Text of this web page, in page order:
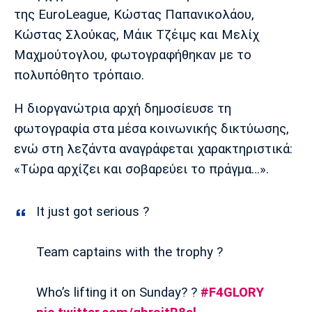
Πολιτισμός
Τραγούδια
Cine Spot
Running
Media
Παρασκήνιο
Πρόγραμμα TV
Ιωνικός Κηφισιά Πανσερραϊκός
Μπαρτσελόνα
Ρεάλ
Μαδρίτης
Ατλέτικο
Μαδρίτης
Γιουνάιτεντ
της EuroLeague, Κώστας Παπανικολάου,
Κώστας Σλούκας, Μάικ Τζέιμς και Μελίχ
Μαχμούτογλου, φωτογραφήθηκαν με το
πολυπόθητο τρόπαιο.
Η διοργανώτρια αρχή δημοσίευσε τη
φωτογραφία στα μέσα κοινωνικής δικτύωσης,
ενώ στη λεζάντα αναγράφεται χαρακτηριστικά:
«Τώρα αρχίζει και σοβαρεύει το πράγμα…».
It just got serious ?
Team captains with the trophy ?
Who’s lifting it on Sunday? ? #F4GLORY